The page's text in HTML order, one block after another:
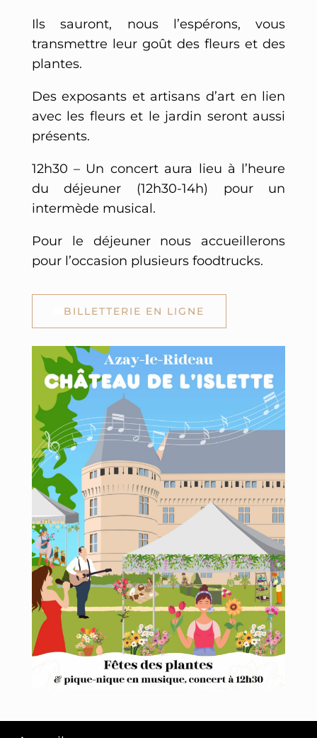
Ils sauront, nous l’espérons, vous
transmettre leur goût des fleurs et des
plantes.
Des exposants et artisans d’art en lien
avec les fleurs et le jardin seront aussi
présents.
12h30 – Un concert aura lieu à l’heure
du déjeuner (12h30-14h) pour un
intermède musical.
Pour le déjeuner nous accueillerons
pour l’occasion plusieurs foodtrucks.
BILLETTERIE EN LIGNE